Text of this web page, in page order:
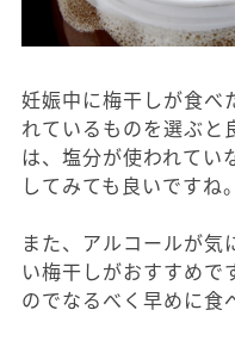
妊娠中に梅干しが食べ
れているものを選ぶと
は、塩分が使われてい
してみても良いですね。
また、アルコールが気
い梅干しがおすすめで
のでなるべく早めに食